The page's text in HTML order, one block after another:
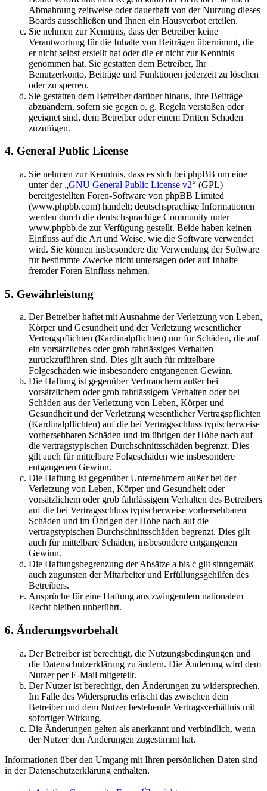
Abmahnung zeitweise oder dauerhaft von der Nutzung dieses
Boards ausschließen und Ihnen ein Hausverbot erteilen.
Sie nehmen zur Kenntnis, dass der Betreiber keine
Verantwortung für die Inhalte von Beiträgen übernimmt, die
er nicht selbst erstellt hat oder die er nicht zur Kenntnis
genommen hat. Sie gestatten dem Betreiber, Ihr
Benutzerkonto, Beiträge und Funktionen jederzeit zu löschen
oder zu sperren.
Sie gestatten dem Betreiber darüber hinaus, Ihre Beiträge
abzuändern, sofern sie gegen o. g. Regeln verstoßen oder
geeignet sind, dem Betreiber oder einem Dritten Schaden
zuzufügen.
4. General Public License
Sie nehmen zur Kenntnis, dass es sich bei phpBB um eine
unter der „GNU General Public License v2“ (GPL)
bereitgestellten Foren-Software von phpBB Limited
(www.phpbb.com) handelt; deutschsprachige Informationen
werden durch die deutschsprachige Community unter
www.phpbb.de zur Verfügung gestellt. Beide haben keinen
Einfluss auf die Art und Weise, wie die Software verwendet
wird. Sie können insbesondere die Verwendung der Software
für bestimmte Zwecke nicht untersagen oder auf Inhalte
fremder Foren Einfluss nehmen.
5. Gewährleistung
Der Betreiber haftet mit Ausnahme der Verletzung von Leben,
Körper und Gesundheit und der Verletzung wesentlicher
Vertragspflichten (Kardinalpflichten) nur für Schäden, die auf
ein vorsätzliches oder grob fahrlässiges Verhalten
zurückzuführen sind. Dies gilt auch für mittelbare
Folgeschäden wie insbesondere entgangenen Gewinn.
Die Haftung ist gegenüber Verbrauchern außer bei
vorsätzlichem oder grob fahrlässigem Verhalten oder bei
Schäden aus der Verletzung von Leben, Körper und
Gesundheit und der Verletzung wesentlicher Vertragspflichten
(Kardinalpflichten) auf die bei Vertragsschluss typischerweise
vorhersehbaren Schäden und im übrigen der Höhe nach auf
die vertragstypischen Durchschnittsschäden begrenzt. Dies
gilt auch für mittelbare Folgeschäden wie insbesondere
entgangenen Gewinn.
Die Haftung ist gegenüber Unternehmern außer bei der
Verletzung von Leben, Körper und Gesundheit oder
vorsätzlichem oder grob fahrlässigem Verhalten des Betreibers
auf die bei Vertragsschluss typischerweise vorhersehbaren
Schäden und im Übrigen der Höhe nach auf die
vertragstypischen Durchschnittsschäden begrenzt. Dies gilt
auch für mittelbare Schäden, insbesondere entgangenen
Gewinn.
Die Haftungsbegrenzung der Absätze a bis c gilt sinngemäß
auch zugunsten der Mitarbeiter und Erfüllungsgehilfen des
Betreibers.
Ansprüche für eine Haftung aus zwingendem nationalem
Recht bleiben unberührt.
6. Änderungsvorbehalt
Der Betreiber ist berechtigt, die Nutzungsbedingungen und
die Datenschutzerklärung zu ändern. Die Änderung wird dem
Nutzer per E-Mail mitgeteilt.
Der Nutzer ist berechtigt, den Änderungen zu widersprechen.
Im Falle des Widerspruchs erlischt das zwischen dem
Betreiber und dem Nutzer bestehende Vertragsverhältnis mit
sofortiger Wirkung.
Die Änderungen gelten als anerkannt und verbindlich, wenn
der Nutzer den Änderungen zugestimmt hat.
Informationen über den Umgang mit Ihren persönlichen Daten sind
in der Datenschutzerklärung enthalten.